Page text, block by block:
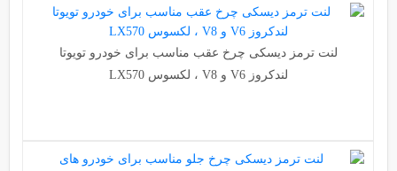
لنت ترمز دیسکی چرخ عقب مناسب برای خودرو تویوتا
لندکروز V6 و V8 ، لکسوس LX570